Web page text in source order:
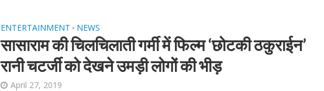
ENTERTAINMENT • NEWS
सासाराम की चिलचिलाती गर्मी में फिल्‍म ‘छोटकी ठकुराईन’
रानी चटर्जी को देखने उमड़ी लोगों की भीड़
April 27, 2019